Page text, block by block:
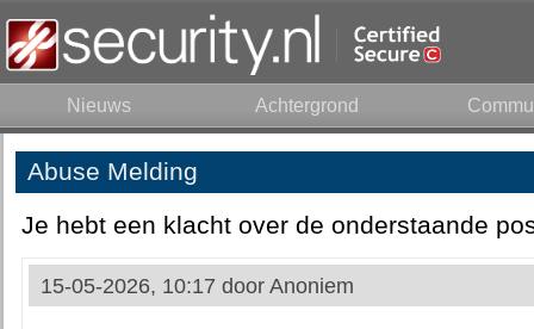
Nieuws Achtergrond
Abuse Melding
Je hebt een klacht over de onderstaande
15-05-2026, 10:17 door Anoniem